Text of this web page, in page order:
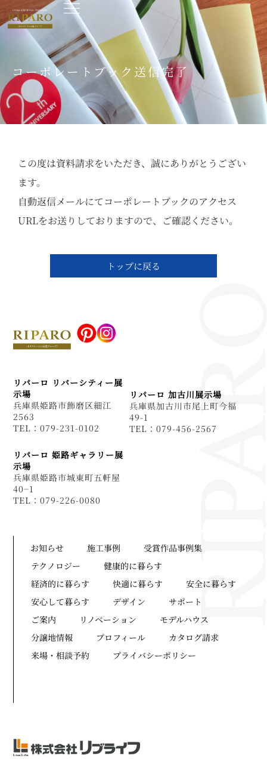
コーポレートブック送信完了
この度は資料請求をいただき、誠にありがとうござい
ます。
自動返信メールにてコーポレートブックのアクセス
URLをお送りしておりますので、ご確認ください。
トップに戻る
リパーロ リバーシティー展
示場
兵庫県姫路市飾磨区細江
2563
TEL：079-231-0102
リパーロ 加古川展示場
兵庫県加古川市尾上町今福
49-1
TEL：079-456-2567
リパーロ 姫路ギャラリー展
示場
兵庫県姫路市城東町五軒屋
40−1
TEL：079-226-0080
お知らせ 施工事例
受賞作品事例集
テクノロジー
健康的に暮らす
経済的に暮らす
快適に暮らす
安全に暮らす
安心して暮らす
デザイン
サポート
ご案内
リノベーション
モデルハウス
分譲地情報
プロフィール
カタログ請求
来場・相談予約
プライバシーポリシー